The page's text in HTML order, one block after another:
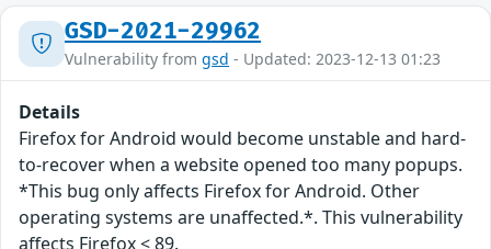
GSD-2021-29962
Vulnerability from gsd - Updated: 2023-12-13 01:23
Details
Firefox for Android would become unstable and hard-
to-recover when a website opened too many popups.
*This bug only affects Firefox for Android. Other
operating systems are unaffected.*. This vulnerability
affects Firefox < 89.